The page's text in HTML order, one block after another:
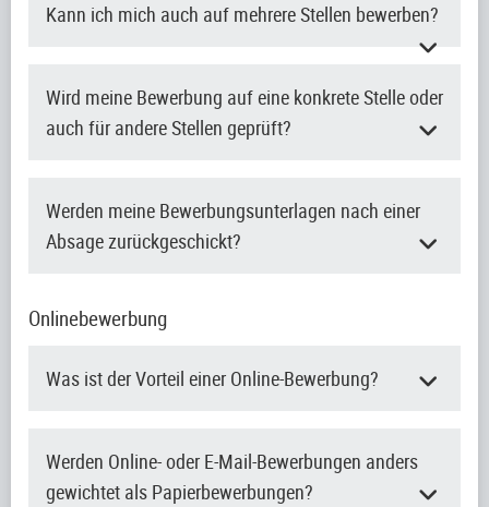
Kann ich mich auch auf mehrere Stellen bewerben?
Wird meine Bewerbung auf eine konkrete Stelle oder
auch für andere Stellen geprüft?
Werden meine Bewerbungsunterlagen nach einer
Absage zurückgeschickt?
Onlinebewerbung
Was ist der Vorteil einer Online-Bewerbung?
Werden Online- oder E-Mail-Bewerbungen anders
gewichtet als Papierbewerbungen?